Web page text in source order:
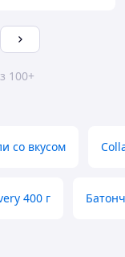
100+
со вкусом
400 г